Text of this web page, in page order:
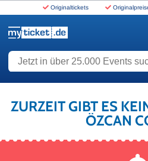
Originaltickets
Jetzt in über 25.000 Events suchen
ZURZEIT GIBT ES
ÖZCAN